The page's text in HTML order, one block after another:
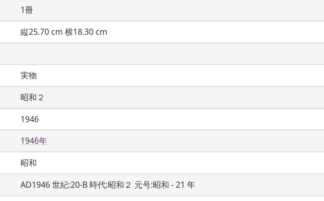
1冊
縦25.70 cm 横18.30 cm
実物
昭和２
1946
1946年
昭和
AD1946 世紀:20-B 時代:昭和２ 元号:昭和 - 21 年